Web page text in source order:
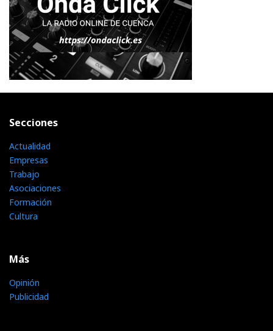
Secciones
Actualidad
Empresas
Trabajo
Asociaciones
Formación
Cultura
Más
Opinión
Publicidad